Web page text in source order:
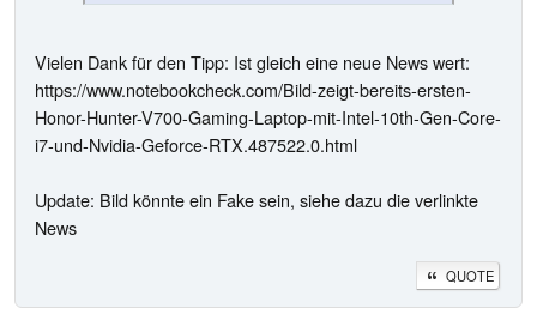
Vielen Dank für den Tipp: Ist gleich eine neue News wert:
https://www.notebookcheck.com/Bild-zeigt-bereits-ersten-
Honor-Hunter-V700-Gaming-Laptop-mit-Intel-10th-Gen-Core-
i7-und-Nvidia-Geforce-RTX.487522.0.html
Update: Bild könnte ein Fake sein, siehe dazu die verlinkte
News
QUOTE